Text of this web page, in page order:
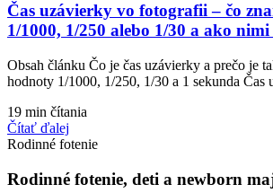
Čas uzávierky vo fotografii – čo
1/1000, 1/250 alebo 1/30 a ako
Obsah článku Čo je čas uzávierky a prečo je
hodnoty 1/1000, 1/250, 1/30 a 1 sekunda Čas
19 min čítania
Čítať ďalej
Rodinné fotenie
Rodinné fotenie, deti a newborn